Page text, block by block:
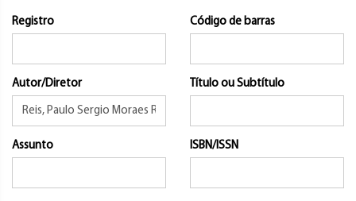
Registro Código de barras
Autor/Diretor Título ou Subtítulo
Assunto ISBN/ISSN